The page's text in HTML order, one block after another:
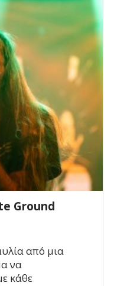
Ground
από μια
να
κάθε